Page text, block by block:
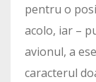
pentru o
acolo, iar –
avionul, a
caracterul